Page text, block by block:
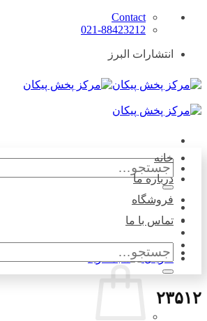
Skip
Contact
021-88423212
انتشارات البرز
جستجو
برای:
۰ ریال
خانه
درباره ما
فروشگاه
تماس با ما
جستجو
برای:
۲۳۵۱۲